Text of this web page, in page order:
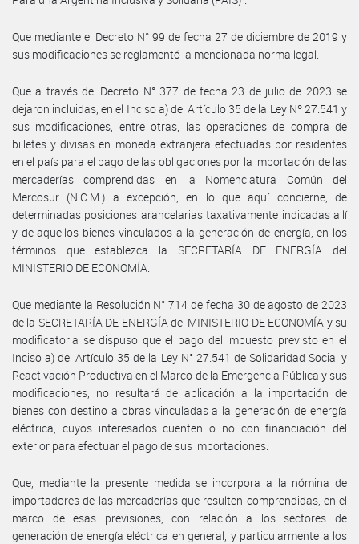
Que mediante el Decreto N° 99 de fecha 27 de diciembre de 2019 y
sus modificaciones se reglamentó la mencionada norma legal.
Que a través del Decreto N° 377 de fecha 23 de julio de 2023 se
dejaron incluidas, en el Inciso a) del Artículo 35 de la Ley Nº 27.541 y
sus modificaciones, entre otras, las operaciones de compra de
billetes y divisas en moneda extranjera efectuadas por residentes
en el país para el pago de las obligaciones por la importación de las
mercaderías comprendidas en la Nomenclatura Común del
Mercosur (N.C.M.) a excepción, en lo que aquí concierne, de
determinadas posiciones arancelarias taxativamente indicadas allí
y de aquellos bienes vinculados a la generación de energía, en los
términos que establezca la SECRETARÍA DE ENERGÍA del
MINISTERIO DE ECONOMÍA.
Que mediante la Resolución N° 714 de fecha 30 de agosto de 2023
de la SECRETARÍA DE ENERGÍA del MINISTERIO DE ECONOMÍA y su
modificatoria se dispuso que el pago del impuesto previsto en el
Inciso a) del Artículo 35 de la Ley N° 27.541 de Solidaridad Social y
Reactivación Productiva en el Marco de la Emergencia Pública y sus
modificaciones, no resultará de aplicación a la importación de
bienes con destino a obras vinculadas a la generación de energía
eléctrica, cuyos interesados cuenten o no con financiación del
exterior para efectuar el pago de sus importaciones.
Que, mediante la presente medida se incorpora a la nómina de
importadores de las mercaderías que resulten comprendidas, en el
marco de esas previsiones, con relación a los sectores de
generación de energía eléctrica en general, y particularmente a los